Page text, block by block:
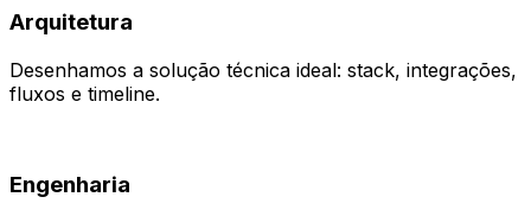
Arquitetura
Desenhamos a solução técnica ideal: stack, integrações,
fluxos e timeline.
Engenharia